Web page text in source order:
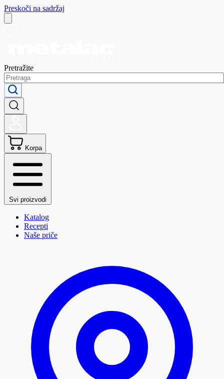
Preskoči na sadržaj
Pretražite
Korpa
Svi proizvodi
Katalog
Recepti
Naše priče